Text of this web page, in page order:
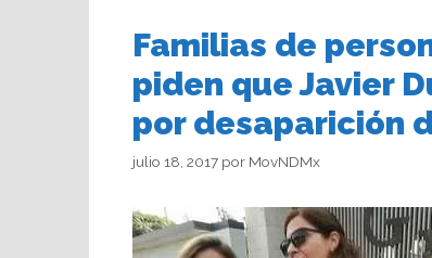
Familias de
piden que Javier
por desaparición
julio 18, 2017 por MovNDMx